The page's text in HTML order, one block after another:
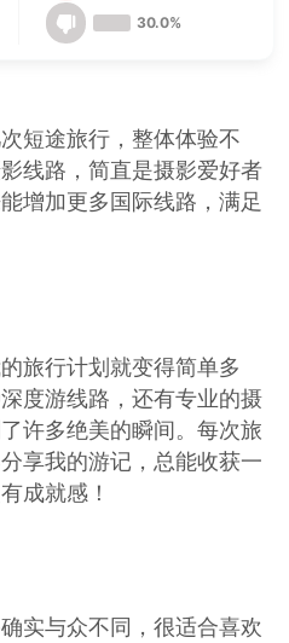
30.0%
短途旅行，整体体验不
线路，简直是摄影爱好者
增加更多国际线路，满足
旅行计划就变得简单多
度游线路，还有专业的摄
许多绝美的瞬间。每次旅
享我的游记，总能收获一
成就感！
实与众不同，很适合喜欢